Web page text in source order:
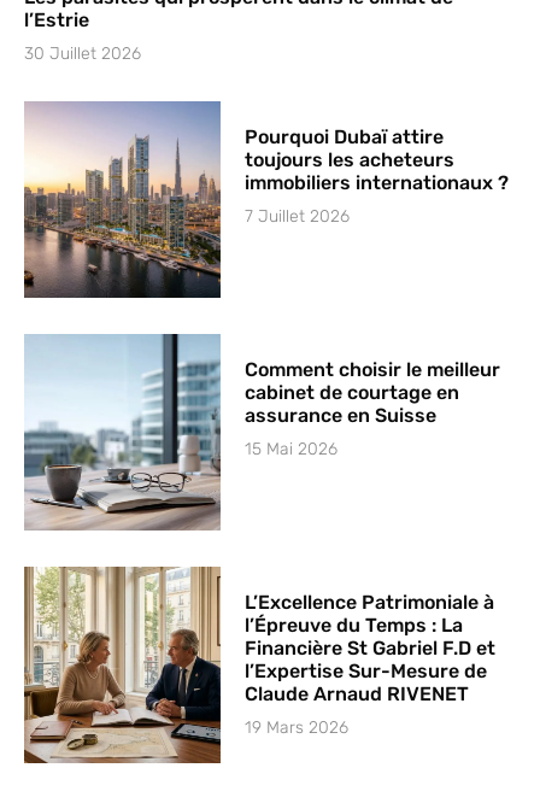
l’Estrie
30 Juillet 2026
Pourquoi Dubaï attire
toujours les acheteurs
immobiliers internationaux ?
7 Juillet 2026
Comment choisir le meilleur
cabinet de courtage en
assurance en Suisse
15 Mai 2026
L’Excellence Patrimoniale à
l’Épreuve du Temps : La
Financière St Gabriel F.D et
l’Expertise Sur-Mesure de
Claude Arnaud RIVENET
19 Mars 2026